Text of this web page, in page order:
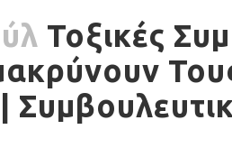
Τοξικές